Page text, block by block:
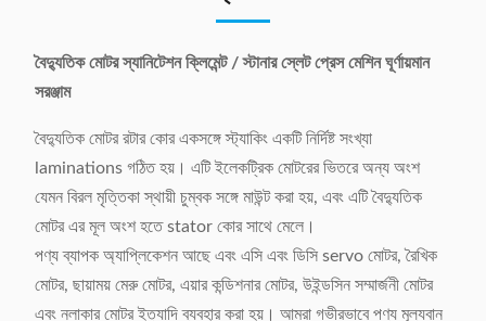
বৈদ্যুতিক মোটর স্যানিটেশন ক্লিমেন্ট / স্টানার স্লেট প্রেস মেশিন ঘূর্ণায়মান
সরঞ্জাম
বৈদ্যুতিক মোটর রটার কোর একসঙ্গে স্ট্যাকিং একটি নির্দিষ্ট সংখ্যা
laminations গঠিত হয়। এটি ইলেকট্রিক মোটরের ভিতরে অন্য অংশ
যেমন বিরল মৃত্তিকা স্থায়ী চুম্বক সঙ্গে মাউন্ট করা হয়, এবং এটি বৈদ্যুতিক
মোটর এর মূল অংশ হতে stator কোর সাথে মেলে।
পণ্য ব্যাপক অ্যাপ্লিকেশন আছে এবং এসি এবং ডিসি servo মোটর, রৈখিক
মোটর, ছায়াময় মেরু মোটর, এয়ার কন্ডিশনার মোটর, উইন্ডসিন সম্মার্জনী মোটর
এবং নলাকার মোটর ইত্যাদি ব্যবহার করা হয়। আমরা গভীরভাবে পণ্য মূল্যবান